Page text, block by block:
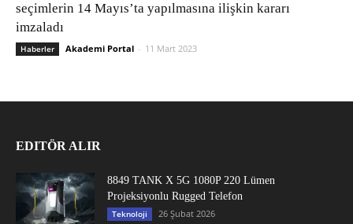
seçimlerin 14 Mayıs’ta yapılmasına ilişkin kararı
imzaladı
Haberler Akademi Portal - 11 Mart 2023
EDITÖR ALIR
8849 TANK X 5G 1080P 220 Lümen
Projeksiyonlu Rugged Telefon
Teknoloji 26 Şubat 2026